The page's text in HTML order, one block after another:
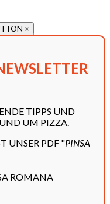
×
TIPPS UND
UM PIZZA.
UNSER PDF "PINSA